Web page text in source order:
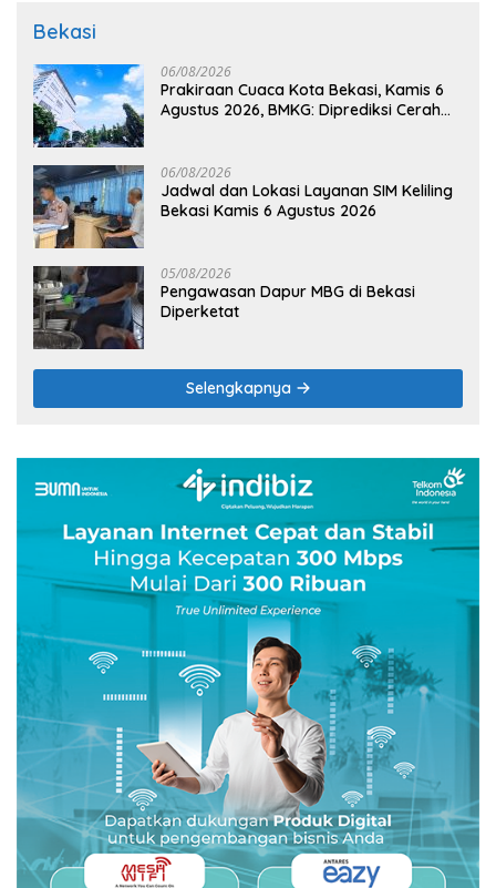
Bekasi
06/08/2026
Prakiraan Cuaca Kota Bekasi, Kamis 6
Agustus 2026, BMKG: Diprediksi Cerah
06/08/2026
Jadwal dan Lokasi Layanan SIM Keliling
Bekasi Kamis 6 Agustus 2026
05/08/2026
Pengawasan Dapur MBG di Bekasi
Diperketat
Selengkapnya